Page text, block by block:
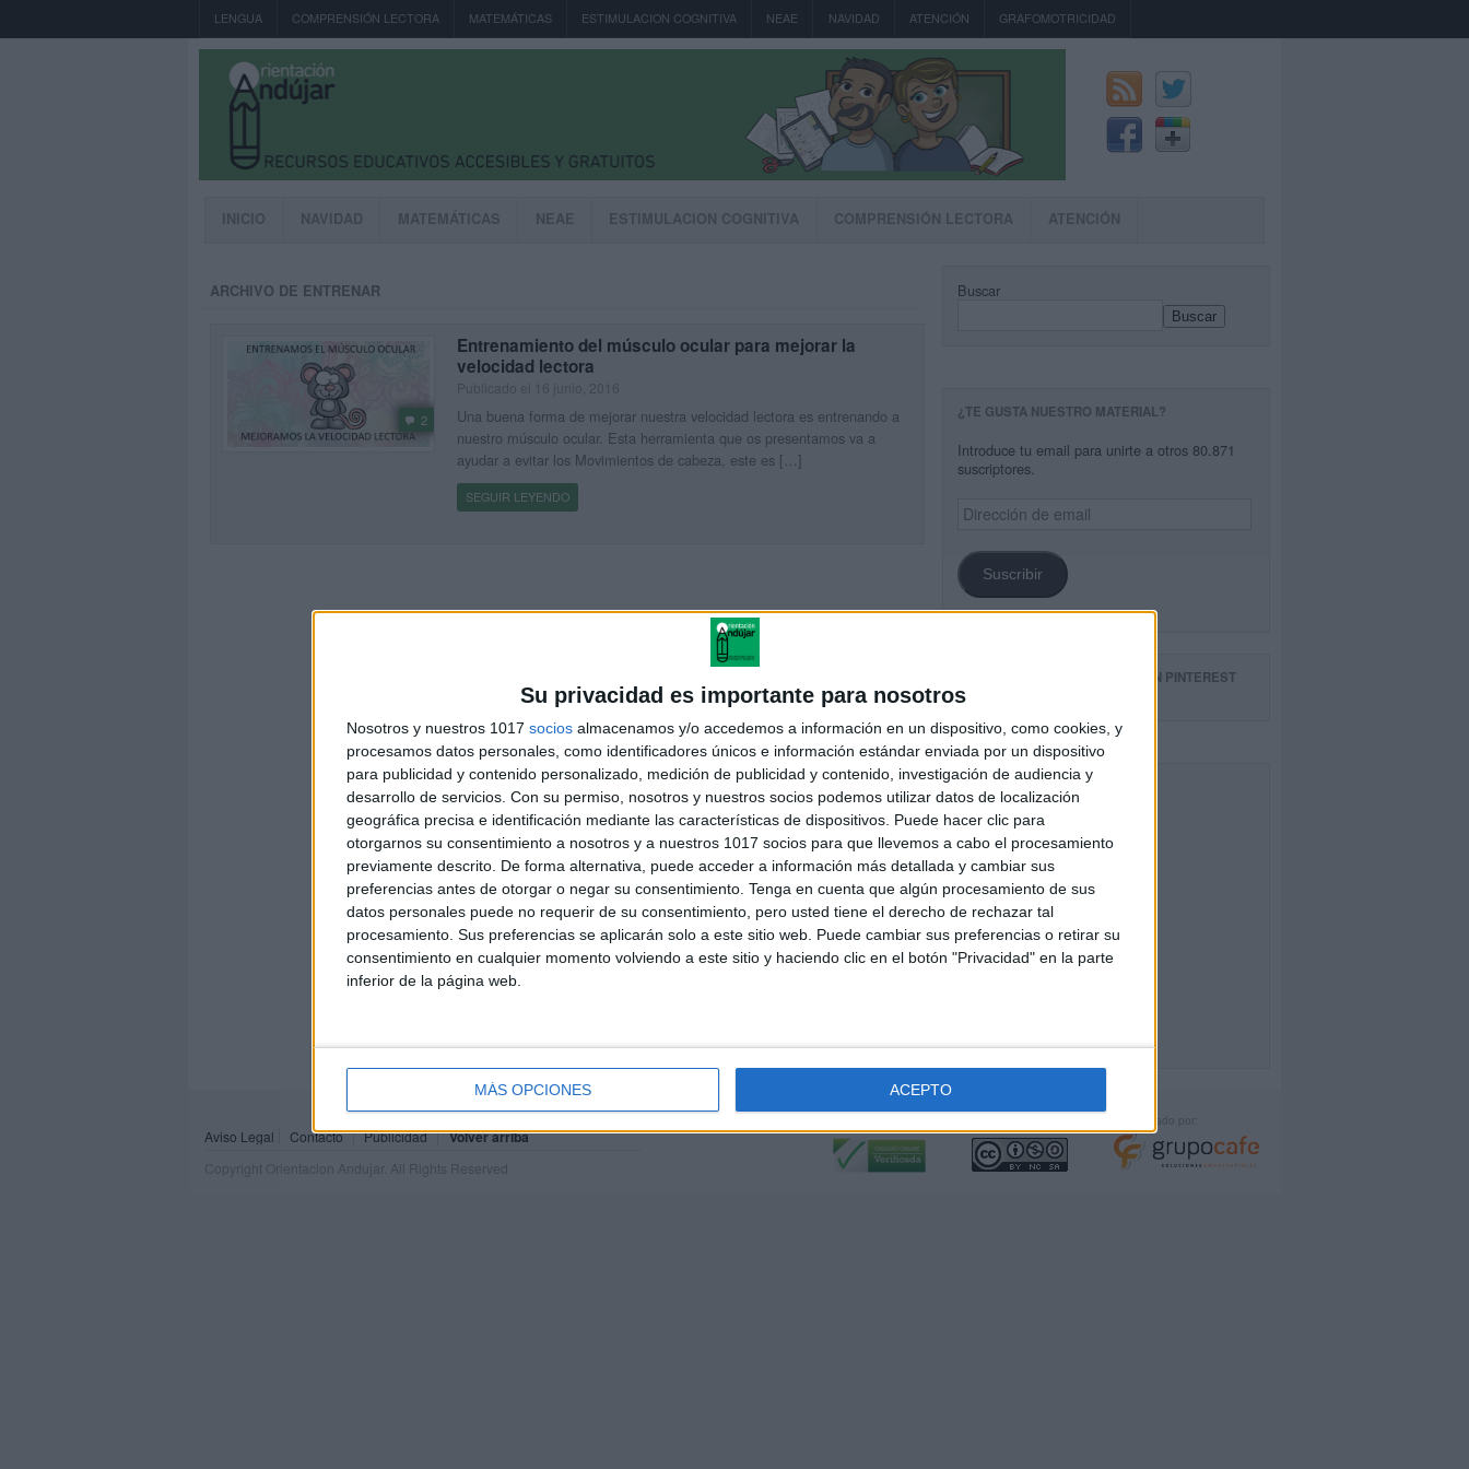
Su privacidad es importante para nosotros
Nosotros y nuestros 1017 socios almacenamos y/o accedemos a información en un dispositivo, como cookies, y
procesamos datos personales, como identificadores únicos e información estándar enviada por un dispositivo
para publicidad y contenido personalizado, medición de publicidad y contenido, investigación de audiencia y
desarrollo de servicios. Con su permiso, nosotros y nuestros socios podemos utilizar datos de localización
geográfica precisa e identificación mediante las características de dispositivos. Puede hacer clic para
otorgarnos su consentimiento a nosotros y a nuestros 1017 socios para que llevemos a cabo el procesamiento
previamente descrito. De forma alternativa, puede acceder a información más detallada y cambiar sus
preferencias antes de otorgar o negar su consentimiento. Tenga en cuenta que algún procesamiento de sus
datos personales puede no requerir de su consentimiento, pero usted tiene el derecho de rechazar tal
procesamiento. Sus preferencias se aplicarán solo a este sitio web. Puede cambiar sus preferencias o retirar su
consentimiento en cualquier momento volviendo a este sitio y haciendo clic en el botón "Privacidad" en la parte
inferior de la página web.
MÁS OPCIONES ACEPTO
LENGUA COMPRENSIÓN LECTORA MATEMÁTICAS ESTIMULACION COGNITIVA NEAE NAVIDAD ATENCIÓN GRAFOMOTRICIDAD
INICIO NAVIDAD MATEMÁTICAS NEAE ESTIMULACION COGNITIVA COMPRENSIÓN LECTORA ATENCIÓN
ARCHIVO DE ENTRENAR
2
Entrenamiento del músculo ocular para mejorar la
velocidad lectora
Una buena forma de mejorar nuestra velocidad lectora es entrenando a
nuestro músculo ocular. Esta herramienta que os presentamos va a
ayudar a evitar los Movimientos de cabeza, este es […]
SEGUIR LEYENDO
Buscar
Buscar
¿TE GUSTA NUESTRO MATERIAL?
Introduce tu email para unirte a otros 80.871
suscriptores.
Dirección
de
Suscribir
SIGUE NUESTROS TABLEROS EN PINTEREST
Aviso Legal Contacto Publicidad Volver arriba
Copyright Orientacion Andujar. All Rights Reserved